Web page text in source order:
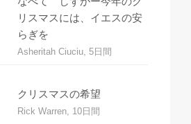
リスマスには、イエスの安
らぎを
Asheritah Ciuciu, 5日間
クリスマスの希望
Rick Warren, 10日間